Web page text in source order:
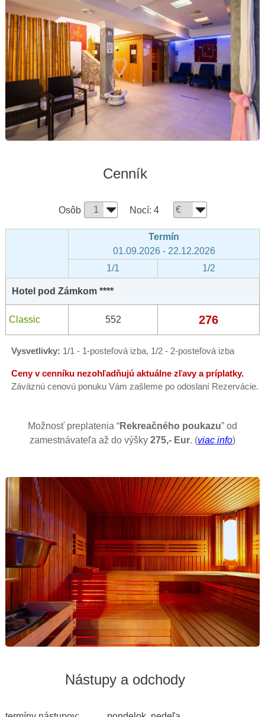
Cenník
Osôb Nocí: 4
Termín
01.09.2026 - 22.12.2026
1/1
1/2
Hotel pod Zámkom ****
Classic 552 276
Vysvetlivky: 1/1 - 1-posteľová izba, 1/2 - 2-posteľová izba
Ceny v cenníku nezohľadňujú aktuálne zľavy a príplatky.
Záväznú cenovú ponuku Vám zašleme po odoslaní Rezervácie.
Možnosť preplatenia “Rekreačného poukazu” od
zamestnávateľa až do výšky 275,- Eur. (viac info)
Nástupy a odchody